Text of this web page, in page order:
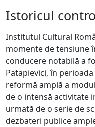
Istoricul
Institutul Cultural
momente de tensiune
conducere notabilă a
Patapievici, în
reformă amplă a
de o intensă activitate
urmată de o serie de
dezbateri publice